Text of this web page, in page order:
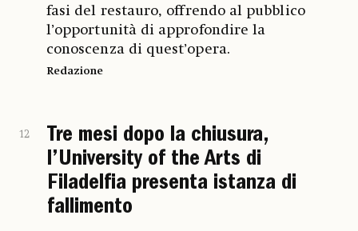
fasi del restauro, offrendo al pubblico
l’opportunità di approfondire la
conoscenza di quest’opera.
Redazione
12
Tre mesi dopo la chiusura,
l’University of the Arts di
Filadelfia presenta istanza di
fallimento